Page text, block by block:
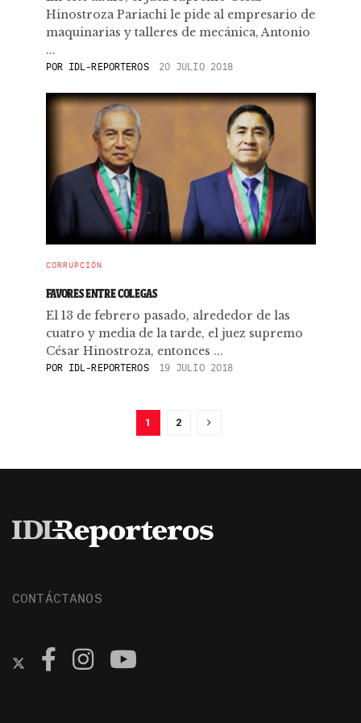
Hinostroza Pariachi le pide al empresario de
maquinarias y talleres de mecánica, Antonio
...
POR IDL-REPORTEROS 20 JULIO 2018
CORRUPCIÓN
FAVORES ENTRE COLEGAS
El 13 de febrero pasado, alrededor de las
cuatro y media de la tarde, el juez supremo
César Hinostroza, entonces ...
POR IDL-REPORTEROS 19 JULIO 2018
1 2
CONTÁCTANOS